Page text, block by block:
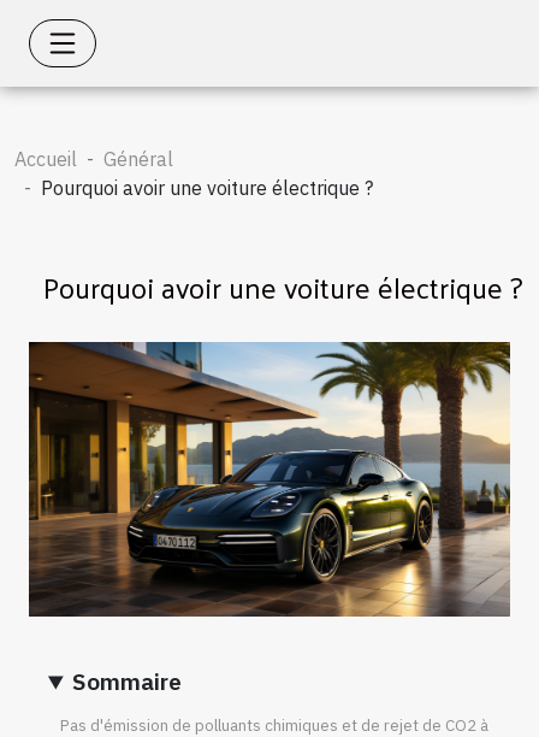
Accueil
Général
Pourquoi avoir une voiture électrique ?
Pourquoi avoir une voiture électrique ?
Sommaire
Pas d'émission de polluants chimiques et de rejet de CO2 à